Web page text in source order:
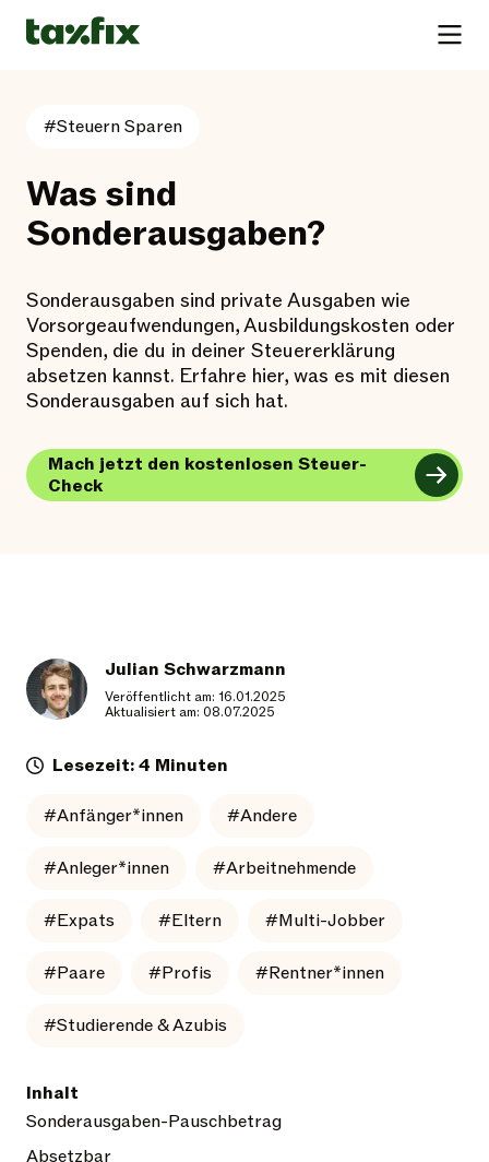
#Steuern Sparen
Was sind
Sonderausgaben?
Sonderausgaben sind private Ausgaben wie
Vorsorgeaufwendungen, Ausbildungskosten oder
Spenden, die du in deiner Steuererklärung
absetzen kannst. Erfahre hier, was es mit diesen
Sonderausgaben auf sich hat.
Mach jetzt den kostenlosen Steuer-
Check
Julian Schwarzmann
Veröffentlicht am: 16.01.2025
Aktualisiert am: 08.07.2025
Lesezeit: 4 Minuten
#Anfänger*innen #Andere
#Anleger*innen #Arbeitnehmende
#Expats #Eltern #Multi-Jobber
#Paare #Profis #Rentner*innen
#Studierende & Azubis
Inhalt
Sonderausgaben-Pauschbetrag
Absetzbar